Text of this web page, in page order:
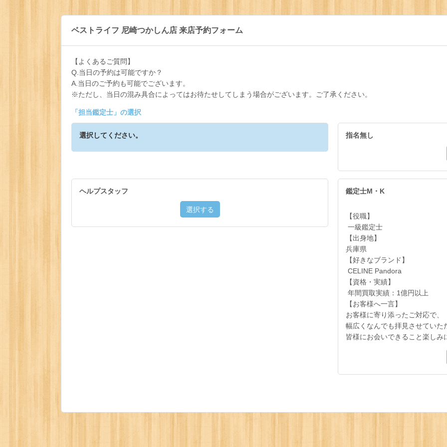
ベストライフ 尼崎つかしん店 来店予約フォーム
【よくあるご質問】
Q.当日の予約は可能ですか？
A.当日のご予約も可能でございます。
※ただし、当日の混み具合によってはお待たせしてしまう場合がございます。ご了承ください。
「 担当鑑定士 」の選択
選択してください。 指名無し
ヘルプスタッフ
選択する
鑑定士M・K
【役職】
一級鑑定士
【出身地】
兵庫県
【好きなブランド】
CELINE Pandora
【資格・実績】
年間買取実績：1億円以上
【お客様へ一言】
お客様に寄り添ったご対応で、
幅広くなんでも拝見させていた
皆様にお会いできること楽し